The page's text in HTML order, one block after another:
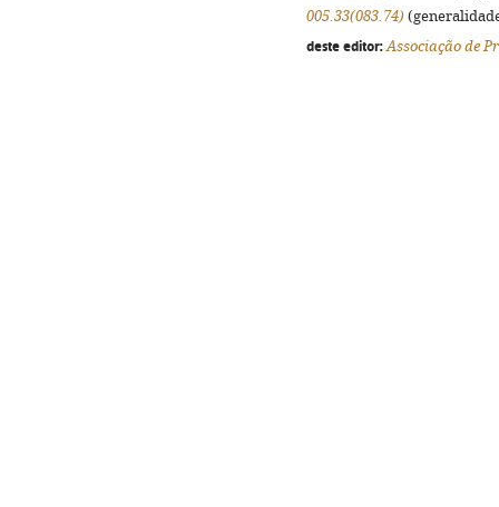
005.33(083.74)
deste editor: Associação de